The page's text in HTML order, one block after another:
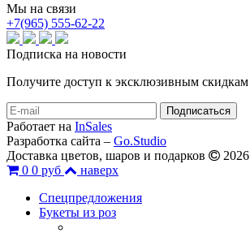
Мы на связи
+7(965) 555-62-22
Подписка на новости
Получите доступ к эксклюзивным скидкам
Работает на InSales
Разработка сайта – Go.Studio
Доставка цветов, шаров и подарков
2026
0 0 руб
наверх
Спецпредложения
Букеты из роз